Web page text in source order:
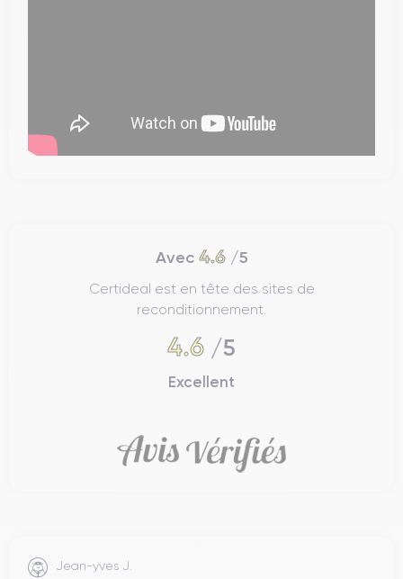
Avec 4.6/5
Certideal est en tête des sites de
reconditionnement.
4.6 /5
Excellent
Jean-yves J.